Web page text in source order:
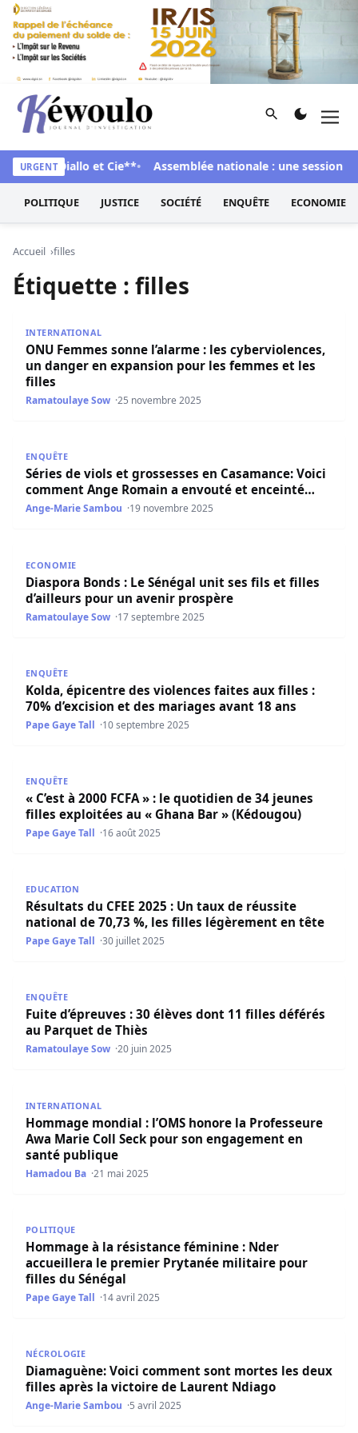
Aller au contenu
Kéwoulo, le premier site d'information et d'investigation
Rechercher
URGENT
Cheikh Diallo et Cie** Assemblée nationale : une session
POLITIQUE JUSTICE SOCIÉTÉ ENQUÊTE ECONOMIE
Accueil filles
Étiquette : filles
INTERNATIONAL
ONU Femmes sonne l’alarme : les cyberviolences,
un danger en expansion pour les femmes et les
filles
Ramatoulaye Sow 25 novembre 2025
ENQUÊTE
Séries de viols et grossesses en Casamance: Voici
comment Ange Romain a envouté et enceinté…
Ange-Marie Sambou 19 novembre 2025
ECONOMIE
Diaspora Bonds : Le Sénégal unit ses fils et filles
d’ailleurs pour un avenir prospère
Ramatoulaye Sow 17 septembre 2025
ENQUÊTE
Kolda, épicentre des violences faites aux filles :
70% d’excision et des mariages avant 18 ans
Pape Gaye Tall 10 septembre 2025
ENQUÊTE
« C’est à 2000 FCFA » : le quotidien de 34 jeunes
filles exploitées au « Ghana Bar » (Kédougou)
Pape Gaye Tall 16 août 2025
EDUCATION
Résultats du CFEE 2025 : Un taux de réussite
national de 70,73 %, les filles légèrement en tête
Pape Gaye Tall 30 juillet 2025
ENQUÊTE
Fuite d’épreuves : 30 élèves dont 11 filles déférés
au Parquet de Thiès
Ramatoulaye Sow 20 juin 2025
INTERNATIONAL
Hommage mondial : l’OMS honore la Professeure
Awa Marie Coll Seck pour son engagement en
santé publique
Hamadou Ba 21 mai 2025
POLITIQUE
Hommage à la résistance féminine : Nder
accueillera le premier Prytanée militaire pour
filles du Sénégal
Pape Gaye Tall 14 avril 2025
NÉCROLOGIE
Diamaguène: Voici comment sont mortes les deux
filles après la victoire de Laurent Ndiago
Ange-Marie Sambou 5 avril 2025